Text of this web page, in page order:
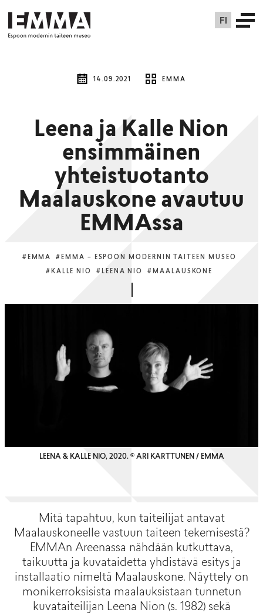
FI
14.09.2021 EMMA
Leena ja Kalle Nion
ensimmäinen
yhteistuotanto
Maalauskone avautuu
EMMAssa
#EMMA#EMMA – ESPOON MODERNIN TAITEEN MUSEO
#KALLE NIO #LEENA NIO#MAALAUSKONE
LEENA & KALLE NIO, 2020. © ARI KARTTUNEN / EMMA
Mitä tapahtuu, kun taiteilijat antavat
Maalauskoneelle vastuun taiteen tekemisestä?
EMMAn Areenassa nähdään kutkuttava,
taikuutta ja kuvataidetta yhdistävä esitys ja
installaatio nimeltä Maalauskone. Näyttely on
monikerroksisista maalauksistaan tunnetun
kuvataiteilijan Leena Nion (s. 1982) sekä